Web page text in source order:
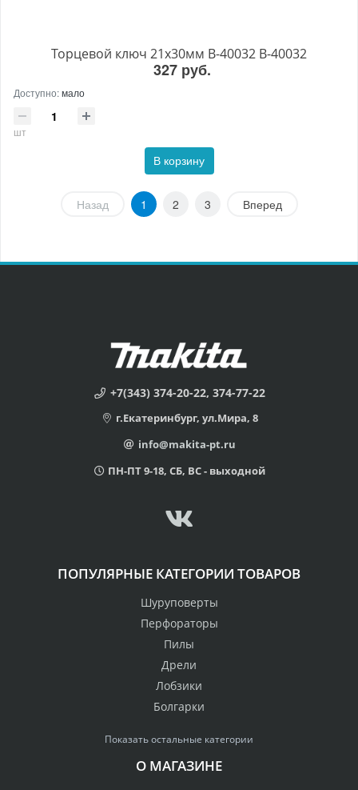
Торцевой ключ 21x30мм B-40032 B-40032
327 руб.
Доступно:мало
шт
В корзину
Назад 1 2 3 Вперед
+7(343) 374-20-22, 374-77-22
г.Екатеринбург, ул.Мира, 8
info@makita-pt.ru
ПН-ПТ 9-18, СБ, ВС - выходной
ПОПУЛЯРНЫЕ КАТЕГОРИИ ТОВАРОВ
Шуруповерты
Перфораторы
Пилы
Дрели
Лобзики
Болгарки
Показать остальные категории
О МАГАЗИНЕ